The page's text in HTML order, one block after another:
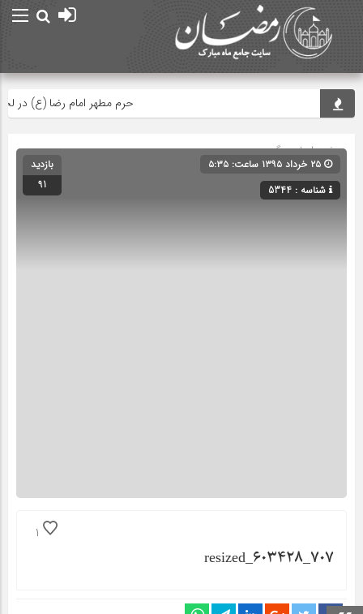
حرم مطهر امام رضا (ع) در لحظه
صفحه اصلی» گروه »
شناسه : 5344
بازدید
91
1
resized_۶۰۳۴۲۸_۷۰۷